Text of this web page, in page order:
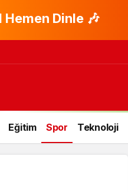
Dinle 🎶
Eğitim Spor Teknoloji